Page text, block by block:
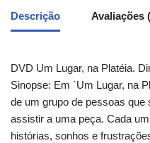
Descrição Avaliações
DVD Um Lugar, na Platéia.
Sinopse: Em `Um Lugar, na
de um grupo de pessoas
assistir a uma peça. Cada
histórias, sonhos e